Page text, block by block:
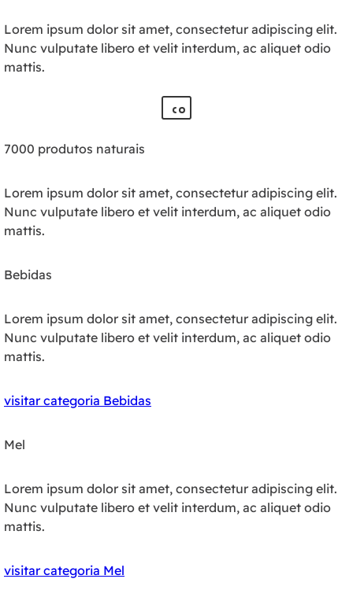
Lorem ipsum dolor sit amet, consectetur adipiscing elit.
Nunc vulputate libero et velit interdum, ac aliquet odio
mattis.
7000 produtos naturais
Lorem ipsum dolor sit amet, consectetur adipiscing elit.
Nunc vulputate libero et velit interdum, ac aliquet odio
mattis.
Bebidas
Lorem ipsum dolor sit amet, consectetur adipiscing elit.
Nunc vulputate libero et velit interdum, ac aliquet odio
mattis.
visitar categoria Bebidas
Mel
Lorem ipsum dolor sit amet, consectetur adipiscing elit.
Nunc vulputate libero et velit interdum, ac aliquet odio
mattis.
visitar categoria Mel